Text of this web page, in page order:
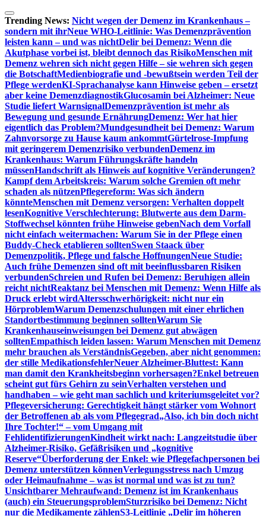
Zum
Inhalt
springen
Trending News: Nicht wegen der Demenz im Krankenhaus –
sondern mit ihrNeue WHO-Leitlinie: Was Demenzprävention
leisten kann – und was nichtDelir bei Demenz: Wenn die
Akutphase vorbei ist, bleibt dennoch das RisikoMenschen mit
Demenz wehren sich nicht gegen Hilfe – sie wehren sich gegen
die BotschaftMedienbiografie und -bewußtsein werden Teil der
Pflege werdenKI-Sprachanalyse kann Hinweise geben – ersetzt
aber keine DemenzdiagnostikGlucosamin bei Alzheimer: Neue
Studie liefert WarnsignalDemenzprävention ist mehr als
Bewegung und gesunde ErnährungDemenz: Wer hat hier
eigentlich das Problem?Mundgesundheit bei Demenz: Warum
Zahnvorsorge zu Hause kaum ankommtGürtelrose-Impfung
mit geringerem Demenzrisiko verbundenDemenz im
Krankenhaus: Warum Führungskräfte handeln
müssenHandschrift als Hinweis auf kognitive Veränderungen?
Kampf dem Arbeitskreis: Warum solche Gremien oft mehr
schaden als nützenPflegereform: Was sich ändern
könnteMenschen mit Demenz versorgen: Verhalten doppelt
lesenKognitive Verschlechterung: Blutwerte aus dem Darm-
Stoffwechsel könnten frühe Hinweise gebenNach dem Vorfall
nicht einfach weitermachen: Warum Sie in der Pflege einen
Buddy-Check etablieren solltenSwen Staack über
Demenzpolitik, Pflege und falsche HoffnungenNeue Studie:
Auch frühe Demenzen sind oft mit beeinflussbaren Risiken
verbundenSchreien und Rufen bei Demenz: Beruhigen allein
reicht nichtReaktanz bei Menschen mit Demenz: Wenn Hilfe als
Druck erlebt wirdAltersschwerhörigkeit: nicht nur ein
HörproblemWarum Demenzschulungen mit einer ehrlichen
Standortbestimmung beginnen solltenWarum Sie
Krankenhauseinweisungen bei Demenz gut abwägen
solltenEmpathisch leiden lassen: Warum Menschen mit Demenz
mehr brauchen als VerständnisGegeben, aber nicht genommen:
der stille MedikationsfehlerNeuer Alzheimer-Bluttest: Kann
man damit den Krankheitsbeginn vorhersagen?Enkel betreuen
scheint gut fürs Gehirn zu seinVerhalten verstehen und
handhaben – wie geht man sachlich und kriteriumsgeleitet vor?
Pflegeversicherung: Gerechtigkeit hängt stärker vom Wohnort
der Betroffenen ab als vom Pflegegrad„Also, ich bin doch nicht
Ihre Tochter!“ – vom Umgang mit
FehlidentifizierungenKindheit wirkt nach: Langzeitstudie über
Alzheimer-Risiko, Gefäßrisiken und „kognitive
Reserve“Überforderung der Enkel: wie Pflegefachpersonen bei
Demenz unterstützen könnenVerlegungsstress nach Umzug
oder Heimaufnahme – was ist normal und was ist zu tun?
Unsichtbarer Mehraufwand: Demenz ist im Krankenhaus
(auch) ein SteuerungsproblemSturzrisiko bei Demenz: Nicht
nur die Medikamente zählenS3-Leitlinie „Delir im höheren